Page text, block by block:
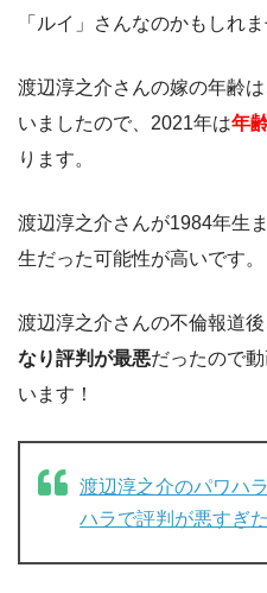
「ルイ」さんなのかもしれま
渡辺淳之介さんの嫁の年齢
いましたので、2021年は年
ります。
渡辺淳之介さんが1984年生
生だった可能性が高いです。
渡辺淳之介さんの不倫報道
なり評判が最悪だったので
います！
渡辺淳之介のパワハ
ハラで評判が悪すぎた